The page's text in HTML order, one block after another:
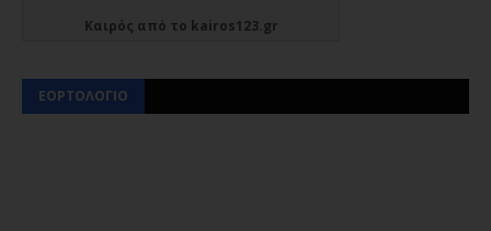
Καιρός από το kairos123.gr
ΕΟΡΤΟΛΟΓΙΟ